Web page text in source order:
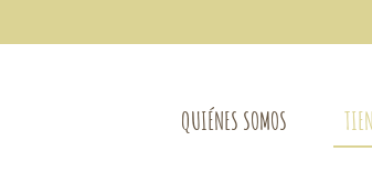
QUIÉNES SOMOS